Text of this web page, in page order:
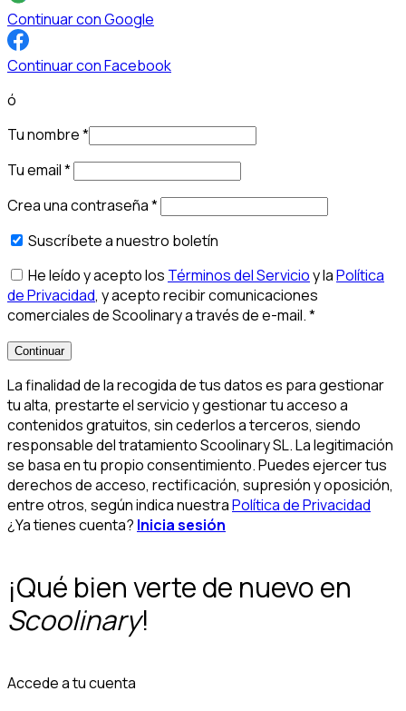
Continuar con Google
Continuar con Facebook
ó
Tu nombre*
Tu email*
Crea una contraseña*
Suscríbete a nuestro boletín
He leído y acepto los Términos del Servicioy laPolítica
de Privacidad, y acepto recibir comunicaciones
comerciales de Scoolinary a través de e-mail.*
Continuar
La finalidad de la recogida de tus datos es para gestionar
tu alta, prestarte el servicio y gestionar tu acceso a
contenidos gratuitos, sin cederlos a terceros, siendo
responsable del tratamiento Scoolinary SL. La legitimación
se basa en tu propio consentimiento. Puedes ejercer tus
derechos de acceso, rectificación, supresión y oposición,
entre otros, según indica nuestraPolítica de Privacidad
¿Ya tienes cuenta? Inicia sesión
¡Qué bien verte de nuevo en
Scoolinary!
Accede a tu cuenta